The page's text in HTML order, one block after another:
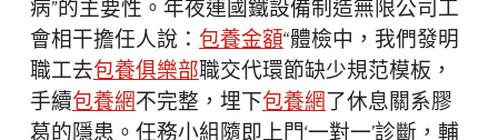
病”的主要性。年夜連國鐵設備制造無限公司工
會相干擔任人說：包養金額“體檢中，我們發明
職工去包養俱樂部職交代環節缺少規范模板，
手續包養網不完整，埋下包養網了休息關系膠
葛的隱患。任務小組隨即上門‘一對一’診斷，輔